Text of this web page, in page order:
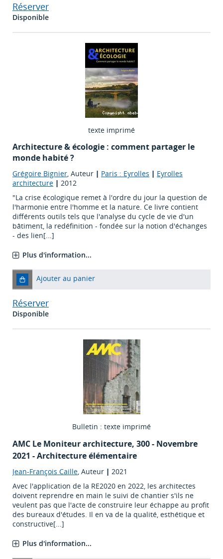
Réserver
Disponible
texte imprimé
Architecture & écologie : comment partager le
monde habité ?
Grégoire Bignier, Auteur | Paris : Eyrolles | Eyrolles
architecture | 2012
"La crise écologique remet à l'ordre du jour la question de
l'harmonie entre l'homme et la nature. Ce livre contient
différents outils tels que l'analyse du cycle de vie d'un
bâtiment, la redéfinition - fondée sur la notion d'échanges
- des lien[...]
Plus d'information...
Ajouter au panier
Réserver
Disponible
Bulletin : texte imprimé
AMC Le Moniteur architecture, 300 - Novembre
2021 - Architecture élémentaire
Jean-François Caille, Auteur | 2021
Avec l'application de la RE2020 en 2022, les architectes
doivent reprendre en main le suivi de chantier s'ils ne
veulent pas que l'acte de construire leur échappe au profit
des bureaux d'études. Il en va de la qualité, esthétique et
constructive[...]
Plus d'information...